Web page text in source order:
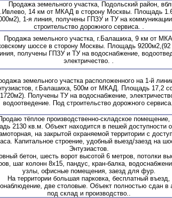
Продажа земельного участка, Подольский район,
14 км от МКАД в сторону Москвы. Площадь
1-я линия, получены ГПЗУ и ТУ на
строительство дорожного сервиса. .
земельного участка, г.Балашиха, 9 км от
шоссе в сторону Москвы. Площадь 9200м2,(92
получены ГПЗУ и ТУ на водоснабжение,
электричество. .
земельного участка расположенного на 1-й
г.Балашиха, 500м от МКАД. Площадь 17,2
Получены ТУ на водоснабжение,
водоотведение. Под строительство дорожного
тёплое производственно-складское
2130 кв.м. Объект находится в пешей доступности
на закрытой охраняемой территории с
Капитальное строение, удобный выезд/заезд на
Энтузиастов.
бетон, шесть ворот высотой 6 метров, потолки
шаг колонн 8х15, пандус, кран-балка,
узлы, офисные помещения, заезд для фур.
На территории большая парковка, бесплатный въезд,
две столовые. Объект полностью сдан в
под склад и производство..